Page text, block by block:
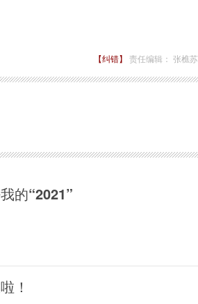
【纠错】 责任编辑： 张樵苏
的“2021”
！